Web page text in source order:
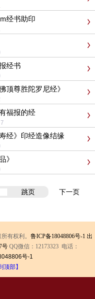
经书助印
经书
顶尊胜陀罗尼经》
福报的经
经》印经造像结缘
》
跳页 下一页
有权利。 鲁ICP备18048806号-1 出
号 QQ微信：12173323 电话：
号-1
顶部】